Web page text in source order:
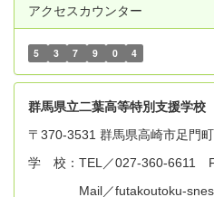
アクセスカウンター
5 3 7 9 0 4
群馬県立二葉高等特別支援学校
〒370-3531 群馬県高崎市足門
学 校：TEL／027-360-6611
Mail／futakoutoku-